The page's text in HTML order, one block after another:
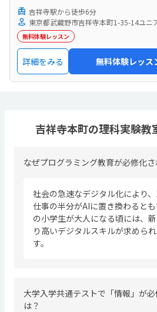
がとにかく子どものしたいことや自主性を
のびのび楽しそうにしていたのが良かった
な楽しく学べる科学で、大満足で帰ってきま
吉祥寺駅から徒歩6分
東京都武蔵野市吉祥寺本町1-35-14ユニ
無料体験レッスン
詳細をみる 無料体験レッス
吉祥寺本町の理科実験教
なぜプログラミング教育が必修化さ
社会の急速なデジタル化により
仕事の半分がAIに置き換わると
の小学生が大人になる頃には、
り高いデジタルスキルが求めら
す。
大学入学共通テストで「情報」が
は？